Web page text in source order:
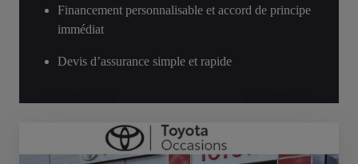
Financement personnalisable et accord de principe
immédiat
Devis d’assurance simple et rapide